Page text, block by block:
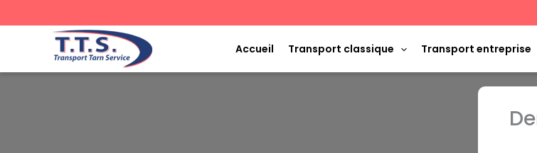
au
Accueil Transport classique Transport entreprise